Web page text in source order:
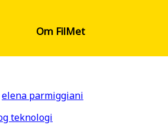
Om FilMet
elena parmiggiani
teknologi